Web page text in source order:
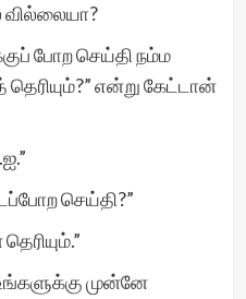
போற செய்தி நம்ம
என்று கேட்டான்
செய்தி?”
முன்னே